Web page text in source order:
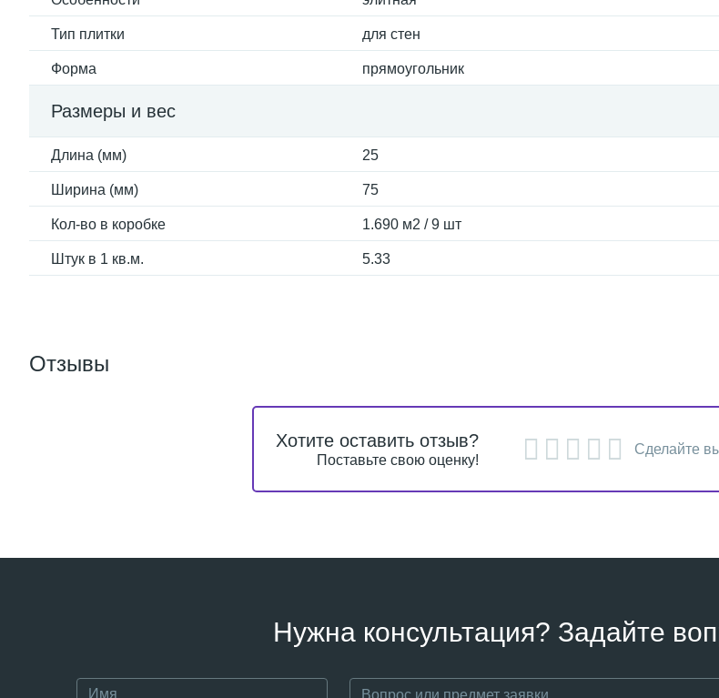
Тип плитки для стен
Форма прямоугольник
Размеры и вес
Длина (мм) 25
Ширина (мм) 75
Кол-во в коробке 1.690 м2 / 9 шт
Штук в 1 кв.м. 5.33
Отзывы
Хотите оставить отзыв?
Поставьте свою оценку!
Сделайте
Нужна консультация? Задайте